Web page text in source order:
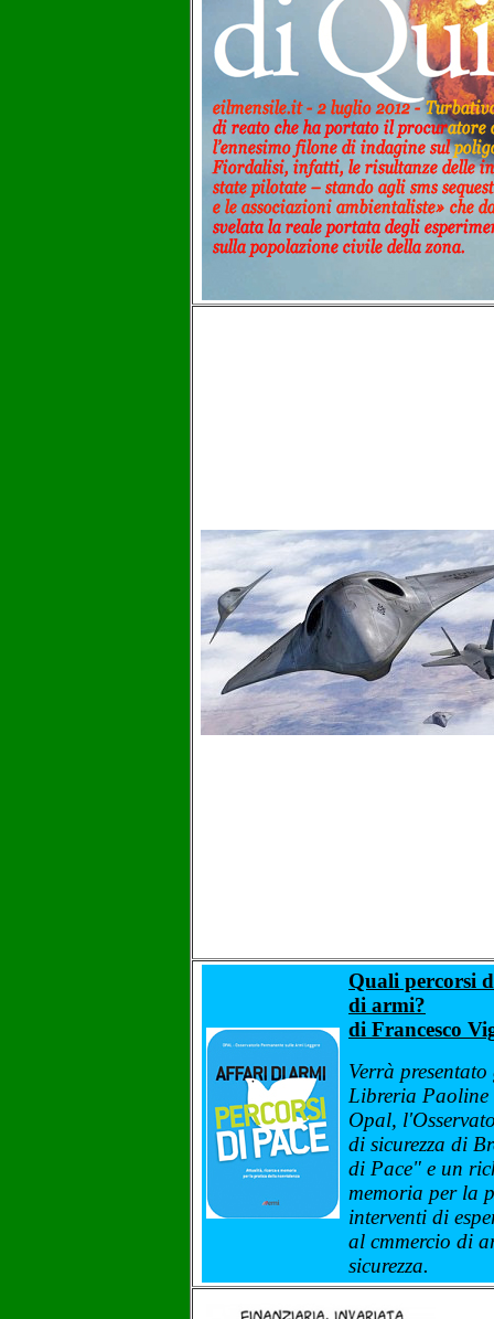
Quali percorsi
di armi?
di Francesco
Verrà
Libreria
Opal,
di sicurezza di
di Pace" e un
memoria per la
interventi di
al cmmercio di
sicurezza.